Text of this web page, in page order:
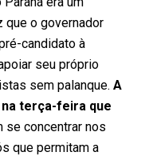
que o governador
candidato à
seu próprio
sem palanque. A
terça-feira que
se concentrar nos
que permitam a